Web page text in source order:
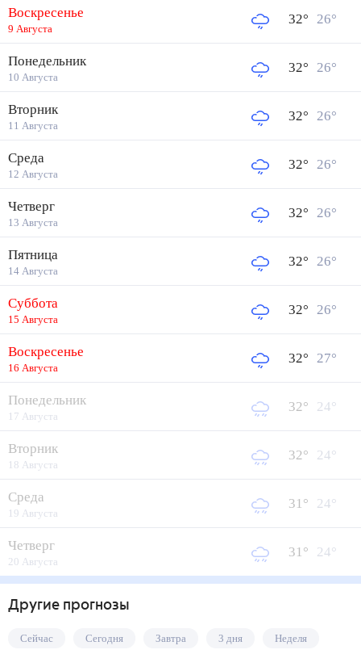
Воскресенье
9 Августа
32° 26°
Понедельник
10 Августа
32° 26°
Вторник
11 Августа
32° 26°
Среда
12 Августа
32° 26°
Четверг
13 Августа
32° 26°
Пятница
14 Августа
32° 26°
Суббота
15 Августа
32° 26°
Воскресенье
16 Августа
32° 27°
Понедельник
17 Августа
32° 24°
Вторник
18 Августа
32° 24°
Среда
19 Августа
31° 24°
Четверг
20 Августа
31° 24°
Другие прогнозы
Сейчас Сегодня Завтра 3 дня Неделя